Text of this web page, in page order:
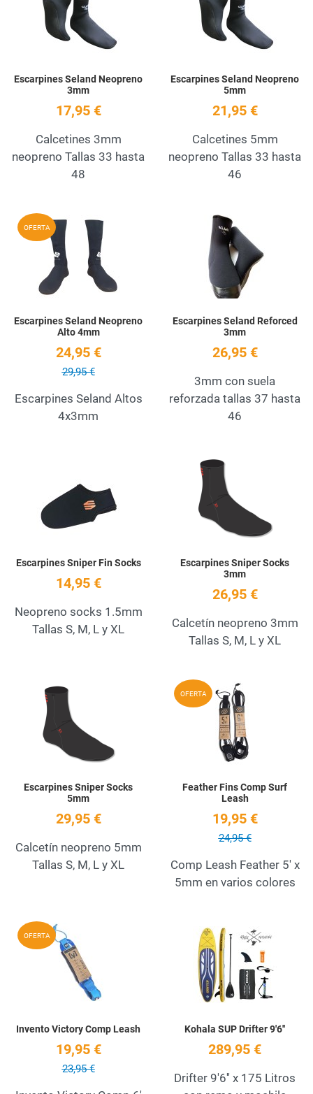
Quick View
Escarpines Seland Neopreno
3mm
17,95 €
Calcetines 3mm
neopreno Tallas 33 hasta
48
Escarpines Seland Neopreno
5mm
21,95 €
Calcetines 5mm
neopreno Tallas 33 hasta
46
OFERTA Add to Wishlist
Escarpines Seland Neopreno
Alto 4mm
24,95 €
29,95 €
Escarpines Seland Altos
4x3mm
Escarpines Seland Reforced
3mm
26,95 €
3mm con suela
reforzada tallas 37 hasta
46
Add to Wishlist
Quick View
Escarpines Sniper Fin Socks
14,95 €
Neopreno socks 1.5mm
Tallas S, M, L y XL
Escarpines Sniper Socks
3mm
26,95 €
Calcetín neopreno 3mm
Tallas S, M, L y XL
Add to Wishlist
Escarpines Sniper Socks
5mm
29,95 €
Calcetín neopreno 5mm
Tallas S, M, L y XL
OFERTA
Feather Fins Comp Surf
Leash
19,95 €
24,95 €
Comp Leash Feather 5' x
5mm en varios colores
OFERTA Add to Wishlist
Quick View
Invento Victory Comp Leash
19,95 €
23,95 €
Kohala SUP Drifter 9'6''
289,95 €
Drifter 9'6'' x 175 Litros